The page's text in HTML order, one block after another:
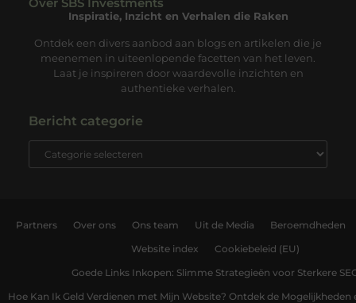
Inspiratie, Inzicht en Verhalen die Raken
Ontdek een divers aanbod aan blogs en artikelen die je
meenemen in uiteenlopende facetten van het leven.
Laat je inspireren door waardevolle inzichten en
authentieke verhalen.
Bericht categorie
Partners Over ons Ons team Uit de Media Beroemdheden
Website index Cookiebeleid (EU)
Goede Links Inkopen: Slimme Strategieën voor Sterkere
Hoe Kan Ik Geld Verdienen met Mijn Website? Ontdek de Mogelijkheden